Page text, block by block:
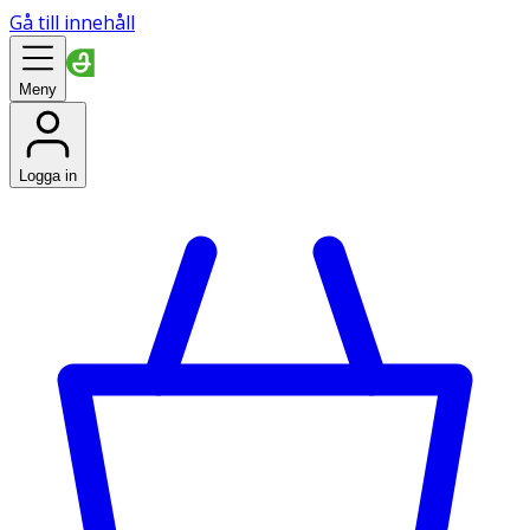
Gå till innehåll
Meny
Logga in